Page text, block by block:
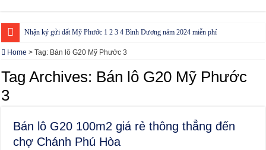
Nhận ký gửi đất Mỹ Phước 1 2 3 4 Bình Dương năm 2024 miễn phí
Cho thuê nhà Ecolakes Bình Dương, mới đẹp, đầy đủ nội thất
Phòng công chứng tại Chơn Thành – Bình Phước
Home > Tag: Bán lô G20 Mỹ Phước 3
Tag Archives: Bán lô G20 Mỹ Phước
3
Bán lô G20 100m2 giá rẻ thông thẳng đến
chợ Chánh Phú Hòa